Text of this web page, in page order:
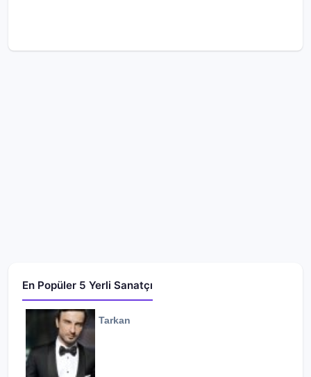
En Popüler 5 Yerli Sanatçı
Tarkan